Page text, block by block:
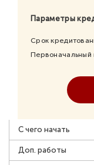
Параметры
Срок
Первоначальный
С чего начать
Доп. работы